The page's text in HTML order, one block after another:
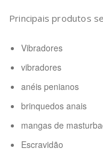
Principais produtos
Vibradores
vibradores
anéis penianos
brinquedos anais
mangas de
Escravidão